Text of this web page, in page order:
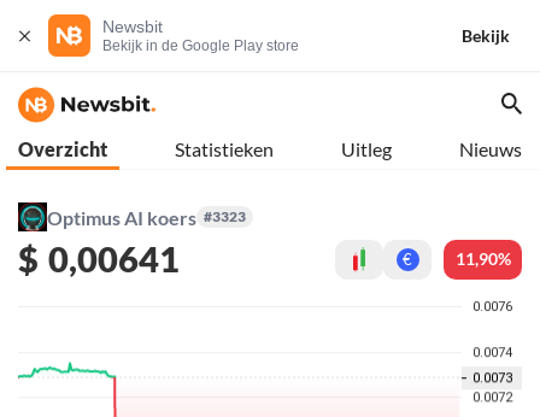
Newsbit
Bekijk in de Google Play store
Bekijk
Overzicht Statistieken Uitleg Nieuws
Optimus AI koers #3323
$ 0,00641 € 11,90%